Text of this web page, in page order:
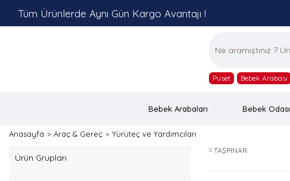
Tüm Ürünlerde Aynı Gün Kargo Avantajı !
Puset Bebek Arabası
Bebek Arabaları Bebek Odası
Anasayfa Araç & Gereç Yürüteç ve Yardımcıları
Ürün Grupları
TAŞPINAR